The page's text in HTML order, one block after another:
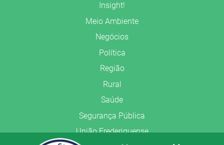
Insight!
Meio Ambiente
Negócios
Política
Região
Rural
Saúde
Segurança Pública
União Frederiquense